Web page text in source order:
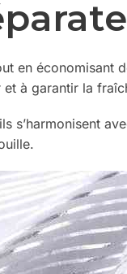
en économisant
à garantir la
s’harmonisent